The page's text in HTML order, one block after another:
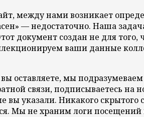
между нами возникает
— недостаточно. Наша
документ создан не для
ваши данные
оставляете, мы
связи, подписываетесь
вы указали. Никакого
Мы не храним логи